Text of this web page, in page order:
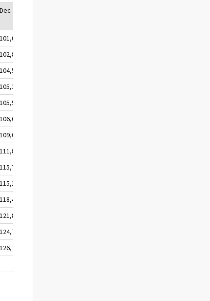
Dec
101,0
102,8
104,5
105,1
105,5
106,6
109,0
111,8
115,7
115,1
118,4
121,8
124,7
126,7